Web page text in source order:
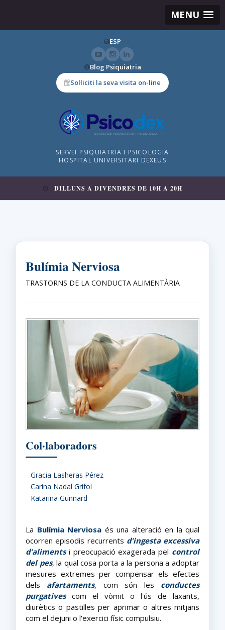
MENU
ESP
Blog Psiquiatria
Sol·liciti la seva visita on-line
SERVEI PSIQUIATRIA I PSICOLOGIA
HOSPITAL UNIVERSITARI DEXEUS
DILLUNS A DIVENDRES DE 10H A 20H
Bulímia Nerviosa
TRASTORNS DE LA CONDUCTA ALIMENTÀRIA
Col·laboradors
Gracia Lasheras Pérez
Carina Nadal Grífol
Katarina Gunnard
La Bulímia Nerviosa és una alteració en la qual
ocorren episodis recurrents d'ingesta excessiva
d'alimentsi preocupació exagerada pel control
del pes, la qual cosa porta a la persona a adoptar
mesures extremes per compensar els efectes
dels afartaments, com són les conductes
purgativescom el vòmit o l'ús de laxants,
diurètics o pastilles per aprimar o altres mitjans
com el dejuni o l'exercici físic compulsiu.